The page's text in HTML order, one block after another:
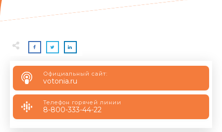
Официальный сайт:
votonia.ru
Телефон горячей линии
8-800-333-44-22